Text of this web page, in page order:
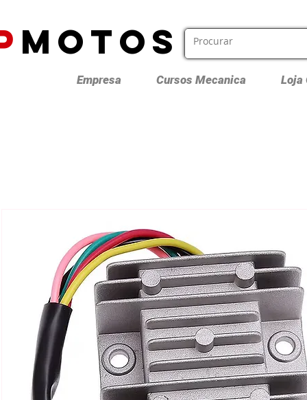
MOTOS
Empresa Cursos Mecanica Loja